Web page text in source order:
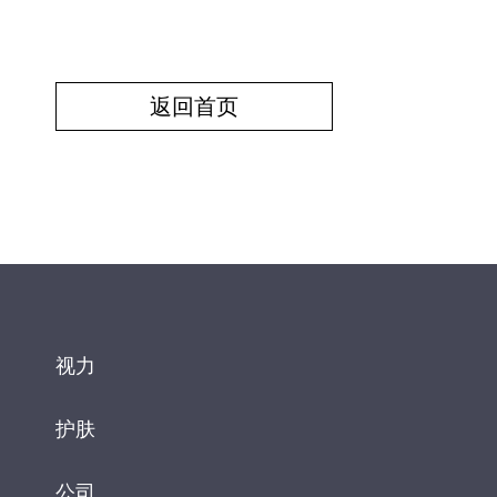
返回首页
视力
护肤